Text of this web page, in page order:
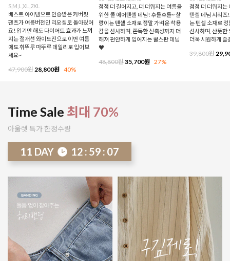
S,M,L,XL,2XL
베스트 아이템으로 인증받은 커버핏
팬츠가 여름버전인 리오셀로 돌아왔어
요! 입기만 해도 다이어트 효과가 느껴
지는 절개선 와이드진으로 이번 여름
에도 휘뚜루 마뚜루 데일리로 입어보
세요~
47,900원 28,800원 40%
점점 더 길어지고, 더 더워지는 여름을
위한 쿨 에어텐셀 데님! 후들후들~ 찰
랑이는 텐셀 소재로 정말 가벼운 착용
감을 선사하며, 쫀득한 신축성까지 더
해져 편안하게 입어지는 꿀스판 데님
♥
48,800원35,700원 27%
점점 더 더워지는
텐셀 데님 시리즈
는 텐셀 소재로
선사하며, 산뜻한
더욱 시원하게
39,800원
Time Sale 최대 70%
아울렛 특가 한정수량
11 DAY 12 : 59 : 02